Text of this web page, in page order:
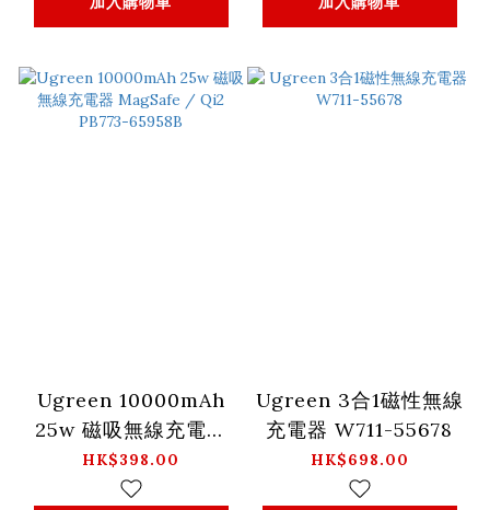
Ugreen 10000mAh
25w 磁吸無線充電器
MagSafe / Qi2
PB773-65958B
HK$398.00
Ugreen 3合1磁性無線
充電器 W711-55678
HK$698.00